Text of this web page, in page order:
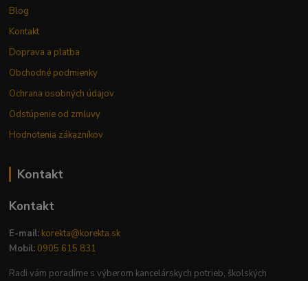
Blog
Kontakt
Doprava a platba
Obchodné podmienky
Ochrana osobných údajov
Odstúpenie od zmluvy
Hodnotenia zákazníkov
Kontakt
Kontakt
E-mail: korekta@korekta.sk
Mobil: 0905 615 831
Radi vám poradíme s výberom kancelárskych potrieb, školských